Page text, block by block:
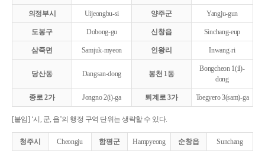
의정부시 Uijeongbu-si 양주군 Yangju-gun
도봉구 Dobong-gu 신창읍 Sinchang-eup
삼죽면 Samjuk-myeon 인왕리 Inwang-ri
당산동 Dangsan-dong 봉천 1동
Bongcheon 1(il)-
dong
종로 2가 Jongno 2(i)-ga 퇴계로 3가 Toegyero 3(sam)-ga
[붙임] ‘시, 군, 읍’의 행정 구역 단위는 생략할 수 있다.
청주시 Cheongju 함평군 Hampyeong 순창읍 Sunchang